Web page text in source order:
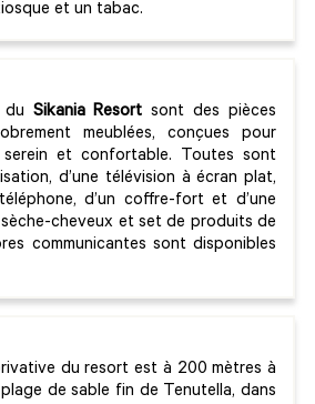
et un tabac.
Sikania Resort sont des pièces
meublées, conçues pour
et confortable. Toutes sont
d’une télévision à écran plat,
d’un coffre-fort et d’une
cheveux et set de produits de
communicantes sont disponibles
du resort est à 200 mètres à
de sable fin de Tenutella, dans